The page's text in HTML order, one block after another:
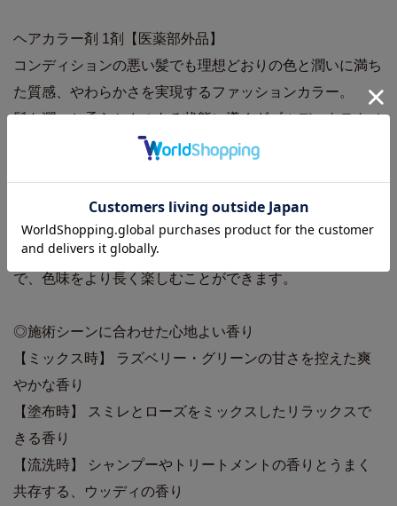
ヘアカラー剤 1剤【医薬部外品】
コンディションの悪い髪でも理想どおりの色と潤いに満ち
た質感、やわらかさを実現するファッションカラー。
髪を潤いと柔らかさのある状態に導くダブルデュウテクノ
高延展性オイル（オレイン酸デシル）が髪に良くなじみ、
髪一本一本を薄く、均一に包み込みます。
ギラギラしない自然で軽やかな素髪のようなツヤが特徴
で、色味をより長く楽しむことができます。
◎施術シーンに合わせた心地よい香り
【ミックス時】 ラズベリー・グリーンの甘さを控えた爽
やかな香り
【塗布時】 スミレとローズをミックスしたリラックスで
きる香り
【流洗時】 シャンプーやトリートメントの香りとうまく
共存する、ウッディの香り